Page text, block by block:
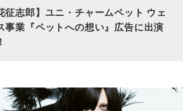
征志郎】ユニ・チャームペット ウェ
事業『ペットへの想い』広告に出演